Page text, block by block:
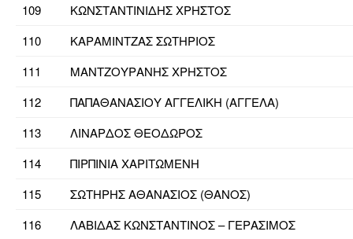
109
ΚΩΝΣΤΑΝΤΙΝΙΔΗΣ ΧΡΗΣΤΟΣ
110
ΚΑΡΑΜΙΝΤΖΑΣ ΣΩΤΗΡΙΟΣ
111
ΜΑΝΤΖΟΥΡΑΝΗΣ ΧΡΗΣΤΟΣ
112
ΠΑΠΑΘΑΝΑΣΙΟΥ ΑΓΓΕΛΙΚΗ (ΑΓΓΕΛΑ)
113
ΛΙΝΑΡΔΟΣ ΘΕΟΔΩΡΟΣ
114
ΠΙΡΠΙΝΙΑ ΧΑΡΙΤΩΜΕΝΗ
115
ΣΩΤΗΡΗΣ ΑΘΑΝΑΣΙΟΣ (ΘΑΝΟΣ)
116
ΛΑΒΙΔΑΣ ΚΩΝΣΤΑΝΤΙΝΟΣ – ΓΕΡΑΣΙΜΟΣ